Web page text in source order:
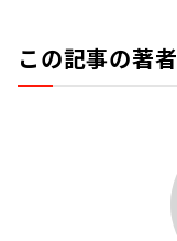
この記事の著者